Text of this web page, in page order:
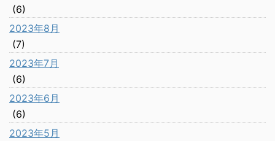
(6)
2023年8月
(7)
2023年7月
(6)
2023年6月
(6)
2023年5月